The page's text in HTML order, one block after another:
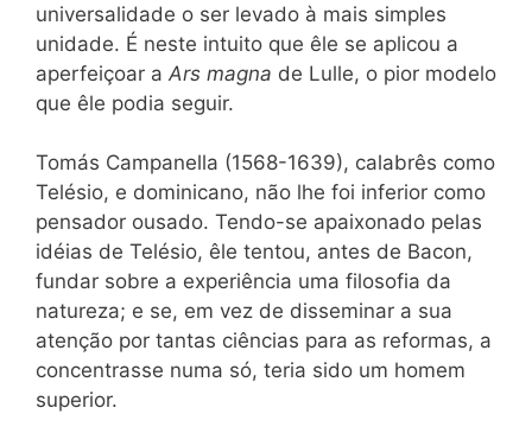
universalidade o ser levado à mais simples
unidade. É neste intuito que êle se aplicou a
aperfeiçoar a Ars magna de Lulle, o pior modelo
que êle podia seguir.
Tomás Campanella (1568-1639), calabrês como
Telésio, e dominicano, não lhe foi inferior como
pensador ousado. Tendo-se apaixonado pelas
idéias de Telésio, êle tentou, antes de Bacon,
fundar sobre a experiência uma filosofia da
natureza; e se, em vez de disseminar a sua
atenção por tantas ciências para as reformas, a
concentrasse numa só, teria sido um homem
superior.